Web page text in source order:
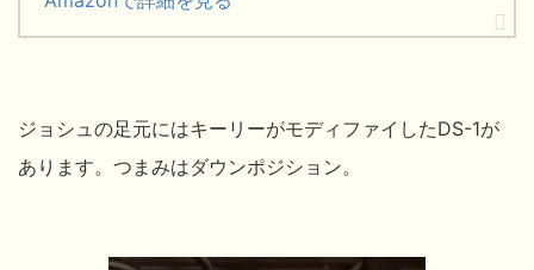
ジョシュの足元にはキーリーがモディファイしたDS-1が
あります。つまみはダウンポジション。